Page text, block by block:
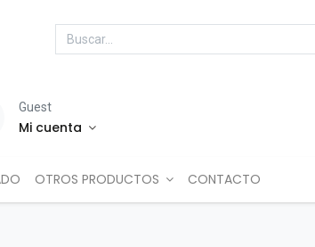
Guest
Mi cuenta
OTROS PRODUCTOS CONTACTO